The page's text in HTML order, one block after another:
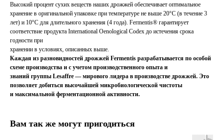
Высокий процент сухих веществ наших дрожжей обеспечивает оптимальное
хранение в оригинальной упаковке при температуре не выше 20°C (в течение 3
лет) и 10°C для длительного хранения (4 года). Fermentis® гарантирует
соответствие продукта International Oenological Codex до истечения срока
годности при
хранении в условиях, описанных выше.
Каждая из разновидностей дрожжей Fermentis разрабатывается по особой
схеме производства и с учетом производственного опыта и
знаний группы Lesaffre — мирового лидера в производстве дрожжей. Это
позволяет добиться высочайшей микробиологической чистоты
и максимальной ферментационной активности.
Вам так же могут пригодиться